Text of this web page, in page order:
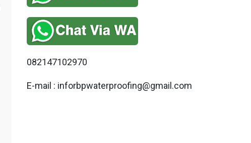
082147102970
E-mail : inforbpwaterproofing@gmail.com